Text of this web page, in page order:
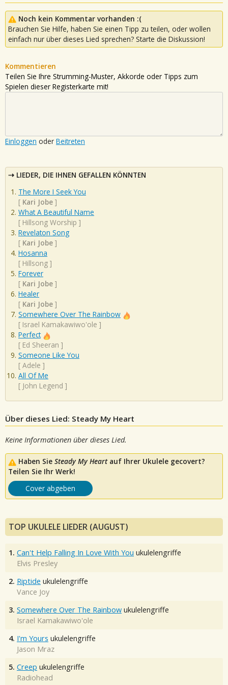
Noch kein Kommentar vorhanden :(
Brauchen Sie Hilfe, haben Sie einen Tipp zu teilen, oder wollen
einfach nur über dieses Lied sprechen? Starte die Diskussion!
Kommentieren
Teilen Sie Ihre Strumming-Muster, Akkorde oder Tipps zum
Spielen dieser Registerkarte mit!
Einloggen oder Beitreten
LIEDER, DIE IHNEN GEFALLEN KÖNNTEN
The More I Seek You
[ Kari Jobe ]
What A Beautiful Name
[ Hillsong Worship ]
Revelaton Song
[ Kari Jobe ]
Hosanna
[ Hillsong ]
Forever
[ Kari Jobe ]
Healer
[ Kari Jobe ]
Somewhere Over The Rainbow
[ Israel Kamakawiwo'ole ]
Perfect
[ Ed Sheeran ]
Someone Like You
[ Adele ]
All Of Me
[ John Legend ]
Über dieses Lied: Steady My Heart
Keine Informationen über dieses Lied.
Haben Sie Steady My Heartauf Ihrer Ukulele gecovert?
Teilen Sie Ihr Werk!
Cover abgeben
TOP UKULELE LIEDER (AUGUST)
1. Can't Help Falling In Love With You ukulelengriffe
Elvis Presley
2. Riptide ukulelengriffe
Vance Joy
3. Somewhere Over The Rainbow ukulelengriffe
Israel Kamakawiwo'ole
4. I'm Yours ukulelengriffe
Jason Mraz
5. Creep ukulelengriffe
Radiohead